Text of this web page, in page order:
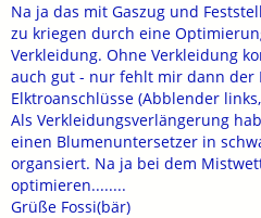
Na ja das mit Gaszug und
zu kriegen durch eine
Verkleidung. Ohne Verkleidung
auch gut - nur fehlt mir dann der
Elktroanschlüsse (Abblender
Als Verkleidungsverlängerung
einen Blumenuntersetzer in
organsiert. Na ja bei dem
optimieren........
Grüße Fossi(bär)